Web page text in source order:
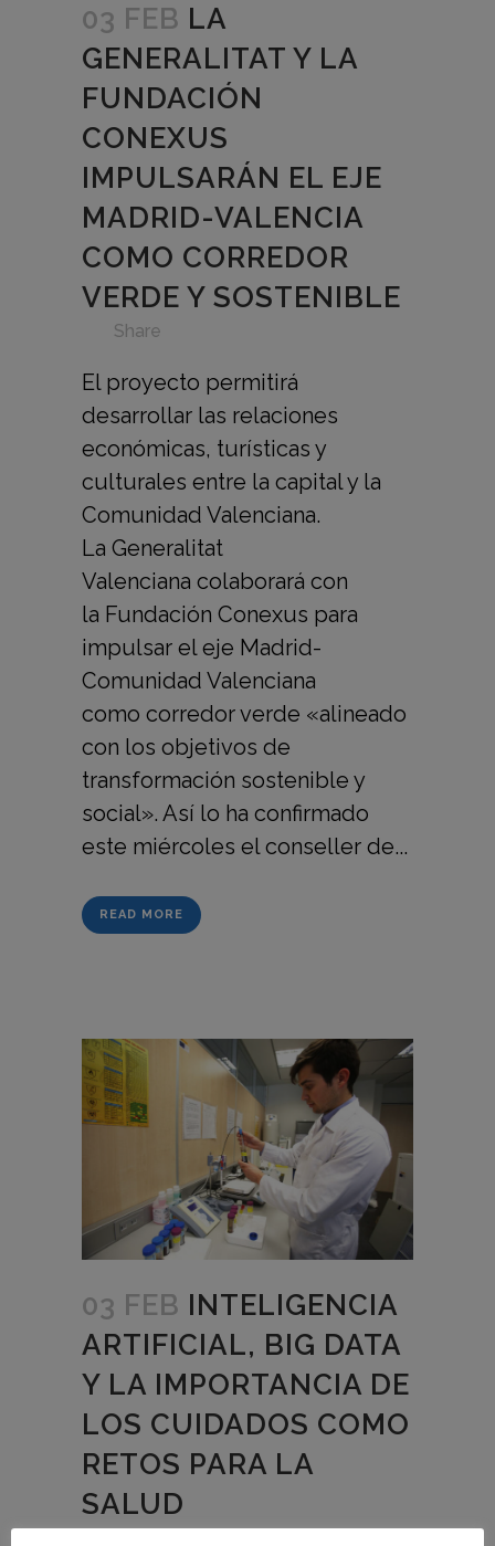
03 FEB LA
GENERALITAT Y LA
FUNDACIÓN
CONEXUS
IMPULSARÁN EL EJE
MADRID-VALENCIA
COMO CORREDOR
VERDE Y SOSTENIBLE
Share
El proyecto permitirá
desarrollar las relaciones
económicas, turísticas y
culturales entre la capital y la
Comunidad Valenciana.
La Generalitat
Valenciana colaborará con
la Fundación Conexus para
impulsar el eje Madrid-
Comunidad Valenciana
como corredor verde «alineado
con los objetivos de
transformación sostenible y
social». Así lo ha confirmado
este miércoles el conseller de...
READ MORE
03 FEB INTELIGENCIA
ARTIFICIAL, BIG DATA
Y LA IMPORTANCIA DE
LOS CUIDADOS COMO
RETOS PARA LA
SALUD